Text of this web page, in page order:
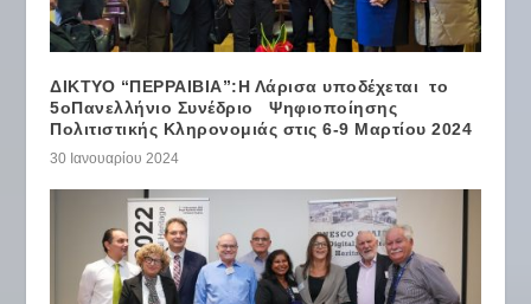
ΔΙΚΤΥΟ “ΠΕΡΡΑΙΒΙΑ”:Η Λάρισα υποδέχεται το
5οΠανελλήνιο Συνέδριο Ψηφιοποίησης
Πολιτιστικής Κληρονομιάς στις 6-9 Μαρτίου 2024
30 Ιανουαρίου 2024